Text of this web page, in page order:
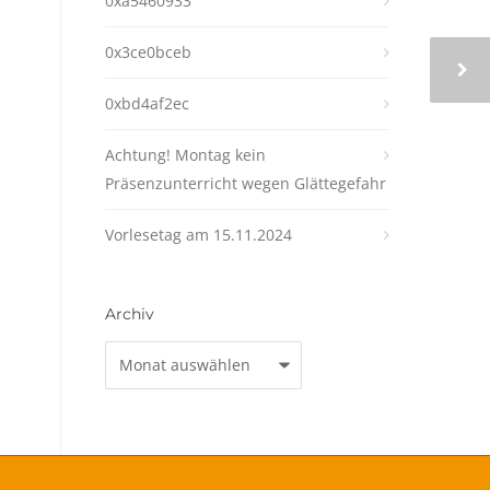
0x3ce0bceb
0xbd4af2ec
Achtung! Montag kein
Präsenzunterricht wegen Glättegefahr
Vorlesetag am 15.11.2024
Archiv